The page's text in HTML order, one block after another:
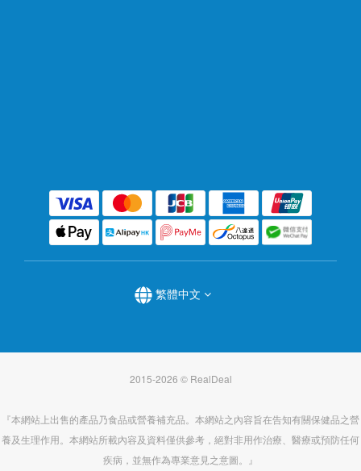
繁體中文
2015-2026 © RealDeal
『本網站上出售的產品乃食品或營養補充品。本網站之內容旨在告知有關保健品之營
養及生理作用。本網站所載內容及資料僅供參考，絕對非用作治療、醫療或預防任何
疾病，並無作為專業意見之意圖。』